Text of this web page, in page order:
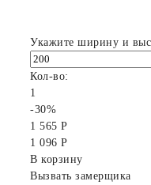
Укажите ширину и
Кол-во:
1
-30%
1 565 Р
1 096 Р
В корзину
Вызвать замерщика